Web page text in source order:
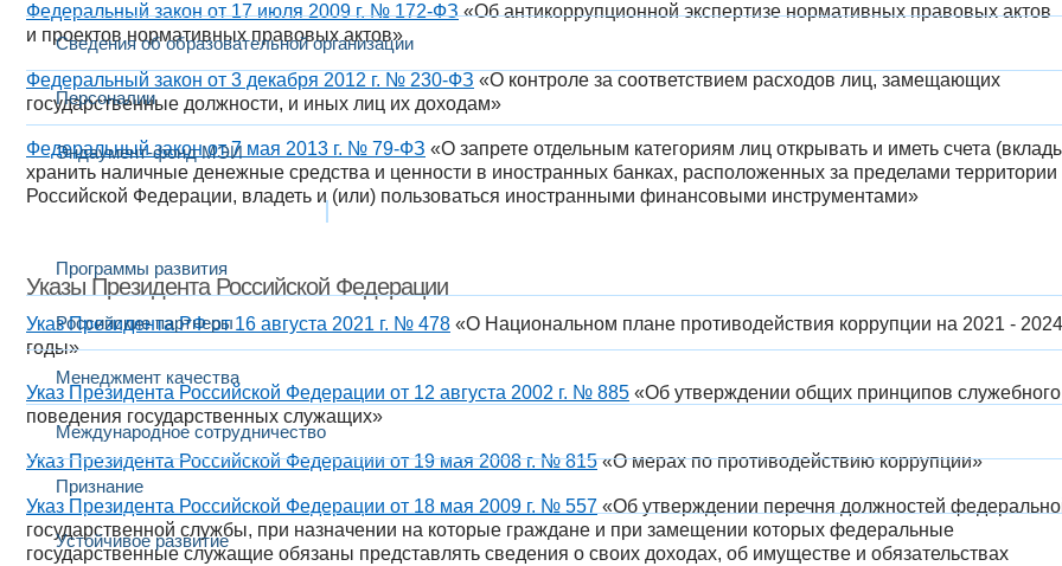
Сведения об образовательной организации
Персоналии
Эндаумент-фонд МЭИ
Развитие и сотрудничество
Программы развития
Российские партнеры
Менеджмент качества
Международное сотрудничество
Признание
Устойчивое развитие
Федеральный закон от 17 июля 2009 г. № 172-ФЗ«Об антикоррупционной экспертизе нормативных правовых актов
и проектов нормативных правовых актов»
Федеральный закон от 3 декабря 2012 г. № 230-ФЗ «О контроле за соответствием расходов лиц, замещающих
государственные должности, и иных лиц их доходам»
Федеральный закон от 7 мая 2013 г. № 79-ФЗ «О запрете отдельным категориям лиц открывать и иметь счета
хранить наличные денежные средства и ценности в иностранных банках, расположенных за пределами территории
Российской Федерации, владеть и (или) пользоваться иностранными финансовыми инструментами»
Указы Президента Российской Федерации
Указ Президента РФ от 16 августа 2021 г. № 478 «О Национальном плане противодействия коррупции на 2021 - 2024
годы»
Указ Президента Российской Федерации от 12 августа 2002 г. № 885 «Об утверждении общих принципов служебного
поведения государственных служащих»
Указ Президента Российской Федерации от 19 мая 2008 г. № 815«О мерах по противодействию коррупции»
Указ Президента Российской Федерации от 18 мая 2009 г. № 557 «Об утверждении перечня должностей
государственной службы, при назначении на которые граждане и при замещении которых федеральные
государственные служащие обязаны представлять сведения о своих доходах, об имуществе и обязательствах